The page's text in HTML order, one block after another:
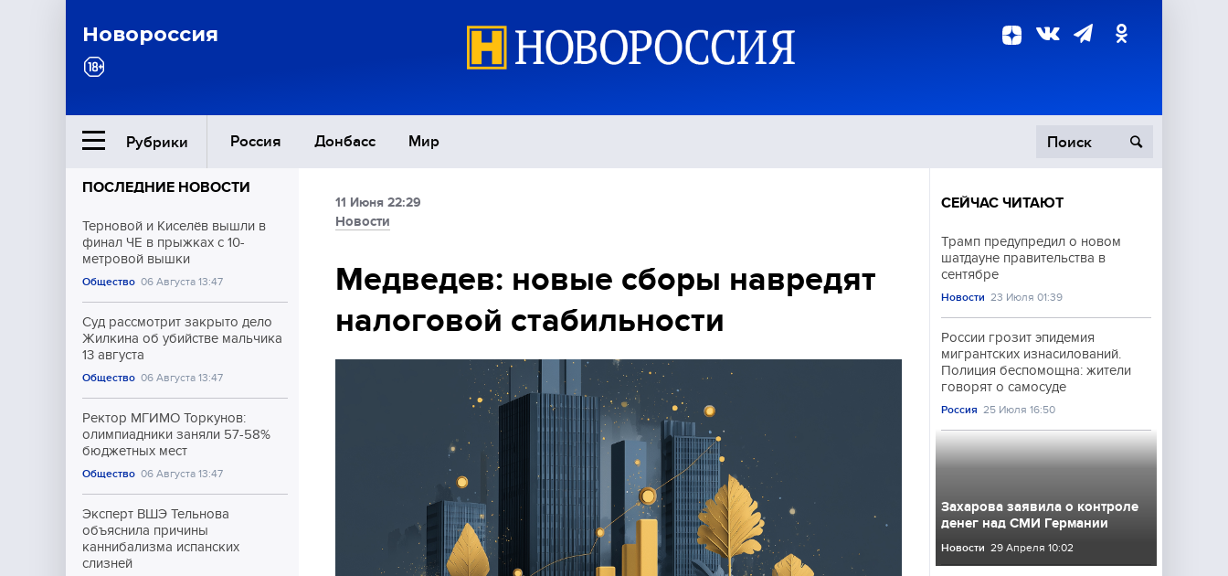
Новороссия
Рубрики Россия Донбасс Мир
Ближний Восток
Общество
Экономика
Происшествия
Культура
Спорт
ПОСЛЕДНИЕ НОВОСТИ
Терновой и Киселёв вышли в
финал ЧЕ в прыжках с 10-
метровой вышки
Общество 06 Августа 13:47
Суд рассмотрит закрыто дело
Жилкина об убийстве мальчика
13 августа
Общество 06 Августа 13:47
Ректор МГИМО Торкунов:
олимпиадники заняли 57-58%
бюджетных мест
Общество 06 Августа 13:47
Эксперт ВШЭ Тельнова
объяснила причины
каннибализма испанских
слизней
11 Июня 22:29
Новости
Медведев: новые сборы навредят
налоговой стабильности
СЕЙЧАС ЧИТАЮТ
Трамп предупредил о новом
шатдауне правительства в
сентябре
Новости 23 Июля 01:39
России грозит эпидемия
мигрантских изнасилований.
Полиция беспомощна: жители
говорят о самосуде
Россия 25 Июля 16:50
Захарова заявила о контроле
денег над СМИ Германии
Новости 29 Апреля 10:02